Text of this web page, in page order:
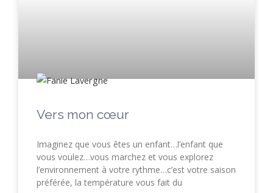
Vers mon cœur
Imaginez que vous êtes un enfant…l’enfant que
vous voulez…vous marchez et vous explorez
l’environnement à votre rythme…c’est votre saison
préférée, la température vous fait du